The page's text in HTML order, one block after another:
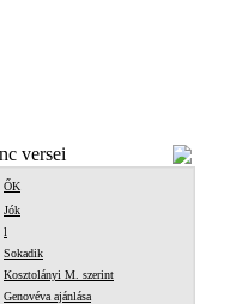
versei
ŐK
Jók
l
Sokadik
Kosztolányi M. szerint
Genovéva ajánlása